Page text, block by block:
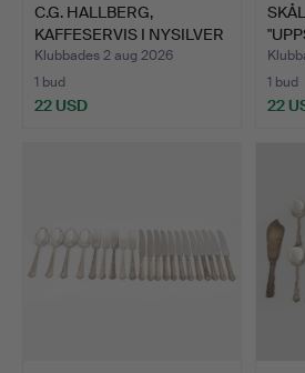
C.G. HALLBERG,
KAFFESERVIS I NYSILVER
"JUB…
Klubbades 2 aug 2026
1 bud
22 USD
1 bud
22